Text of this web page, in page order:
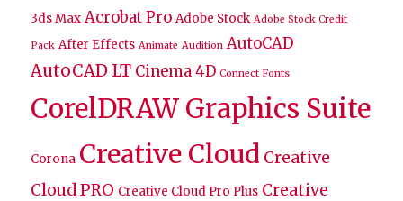
3ds Max Acrobat Pro Adobe Stock Adobe Stock Credit
Pack After Effects Animate Audition AutoCAD
AutoCAD LT Cinema 4D Connect Fonts
CorelDRAW Graphics Suite
Corona Creative Cloud Creative
Cloud PRO Creative Cloud Pro Plus Creative